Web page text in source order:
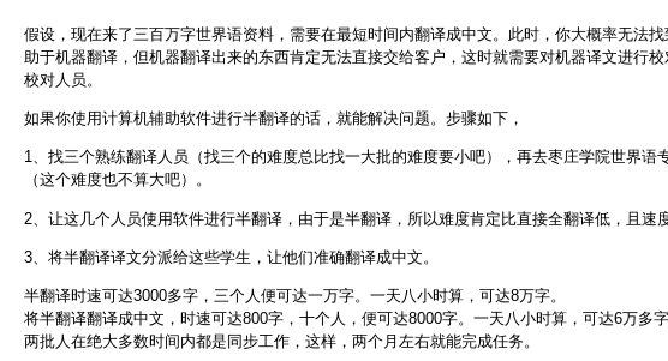
假设，现在来了三百万字世界语资料，需要在最短时间内翻译成中文。此时，你大概率无法
助于机器翻译，但机器翻译出来的东西肯定无法直接交给客户，这时就需要对机器译文进行
校对人员。
如果你使用计算机辅助软件进行半翻译的话，就能解决问题。步骤如下，
1、找三个熟练翻译人员（找三个的难度总比找一大批的难度要小吧），再去枣庄学院世界语
（这个难度也不算大吧）。
2、让这几个人员使用软件进行半翻译，由于是半翻译，所以难度肯定比直接全翻译低，且速
3、将半翻译译文分派给这些学生，让他们准确翻译成中文。
半翻译时速可达3000多字，三个人便可达一万字。一天八小时算，可达8万字。
将半翻译翻译成中文，时速可达800字，十个人，便可达8000字。一天八小时算，可达6万多字
两批人在绝大多数时间内都是同步工作，这样，两个月左右就能完成任务。